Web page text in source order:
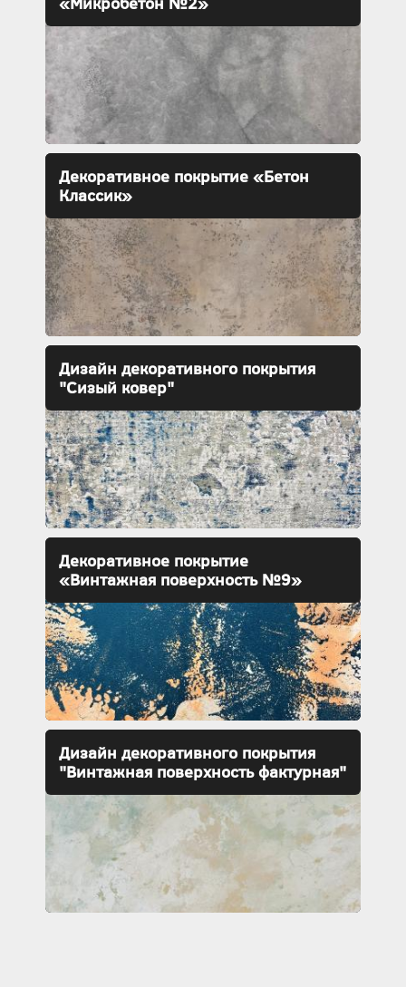
Декоративное покрытие «Бетон
Классик»
Дизайн декоративного покрытия
"Сизый ковер"
Декоративное покрытие
«Винтажная поверхность №9»
Дизайн декоративного покрытия
"Винтажная поверхность фактурная"